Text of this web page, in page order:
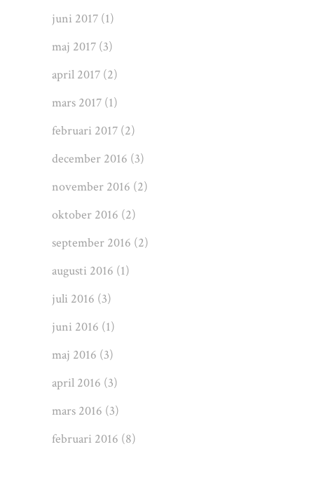
juni 2017 (1)
maj 2017 (3)
april 2017 (2)
mars 2017 (1)
februari 2017 (2)
december 2016 (3)
november 2016 (2)
oktober 2016 (2)
september 2016 (2)
augusti 2016 (1)
juli 2016 (3)
juni 2016 (1)
maj 2016 (3)
april 2016 (3)
mars 2016 (3)
februari 2016 (8)